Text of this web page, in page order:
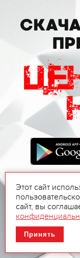
Этот сайт
сайт, вы
Принять